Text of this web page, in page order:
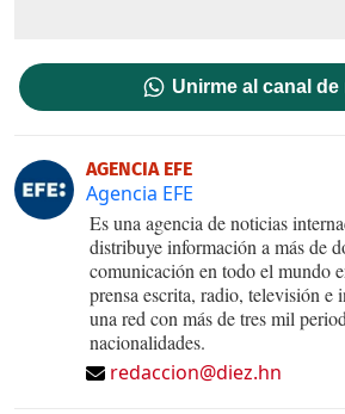
Unirme al canal
AGENCIA EFE
Agencia EFE
Es una agencia de noticias
distribuye información a más de
comunicación en todo el mundo
prensa escrita, radio, televisión e
una red con más de tres mil
nacionalidades.
redaccion@diez.hn